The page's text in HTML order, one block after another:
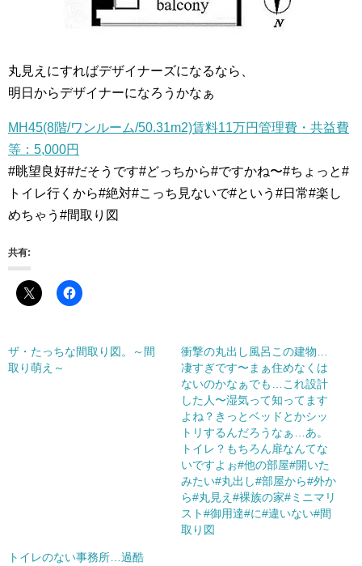
丸見えにすればデザイナーズになるなら、
明日からデザイナーになろうかなぁ
MH45(8階/ワンルーム/50.31m2)賃料11万円管理費・共益費
等：5,000円
#眺望良好#だそうです#どっちから#ですかね〜#ちょっと#
トイレ行くから#絶対#こっち見ないで#という#日常#楽し
めちゃう#間取り図
共有:
ザ・たっちな間取り図。～間
取り萌え～
衝撃の丸出し風呂この建物…
凄すぎです〜まぁ住めなくは
ないのかなぁでも…これ設計
した人〜湿気って知ってます
よね？きっとベッドとかシッ
トリするんだろうなぁ…あ。
トイレ？もちろん扉なんてな
いですよぉ#他の部屋#開いた
みたい#丸出し#部屋から#外か
ら#丸見え#裸族の家#ミニマリ
スト#御用達#に#違いない#間
取り図
トイレのない事務所…過酷